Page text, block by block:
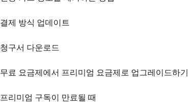
결제 방식 업데이트
청구서 다운로드
무료 요금제에서 프리미엄 요금제로 업그레이드하기
프리미엄 구독이 만료될 때